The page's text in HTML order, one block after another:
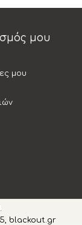
μου
μου
blackout.gr